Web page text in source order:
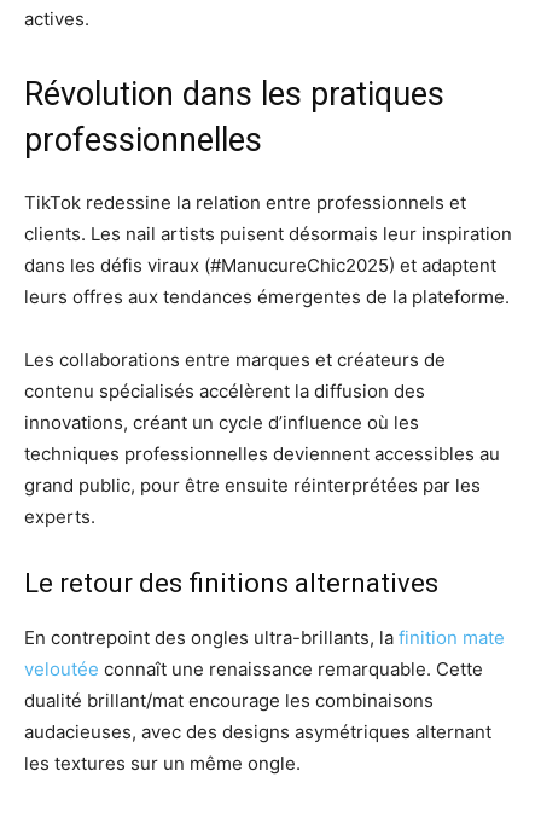
actives.
Révolution dans les pratiques
professionnelles
TikTok redessine la relation entre professionnels et
clients. Les nail artists puisent désormais leur inspiration
dans les défis viraux (#ManucureChic2025) et adaptent
leurs offres aux tendances émergentes de la plateforme.
Les collaborations entre marques et créateurs de
contenu spécialisés accélèrent la diffusion des
innovations, créant un cycle d’influence où les
techniques professionnelles deviennent accessibles au
grand public, pour être ensuite réinterprétées par les
experts.
Le retour des finitions alternatives
En contrepoint des ongles ultra-brillants, la finition mate
veloutée connaît une renaissance remarquable. Cette
dualité brillant/mat encourage les combinaisons
audacieuses, avec des designs asymétriques alternant
les textures sur un même ongle.